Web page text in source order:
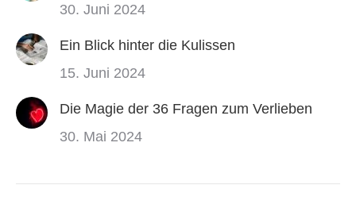
30. Juni 2024
Ein Blick hinter die Kulissen
15. Juni 2024
Die Magie der 36 Fragen zum Verlieben
30. Mai 2024